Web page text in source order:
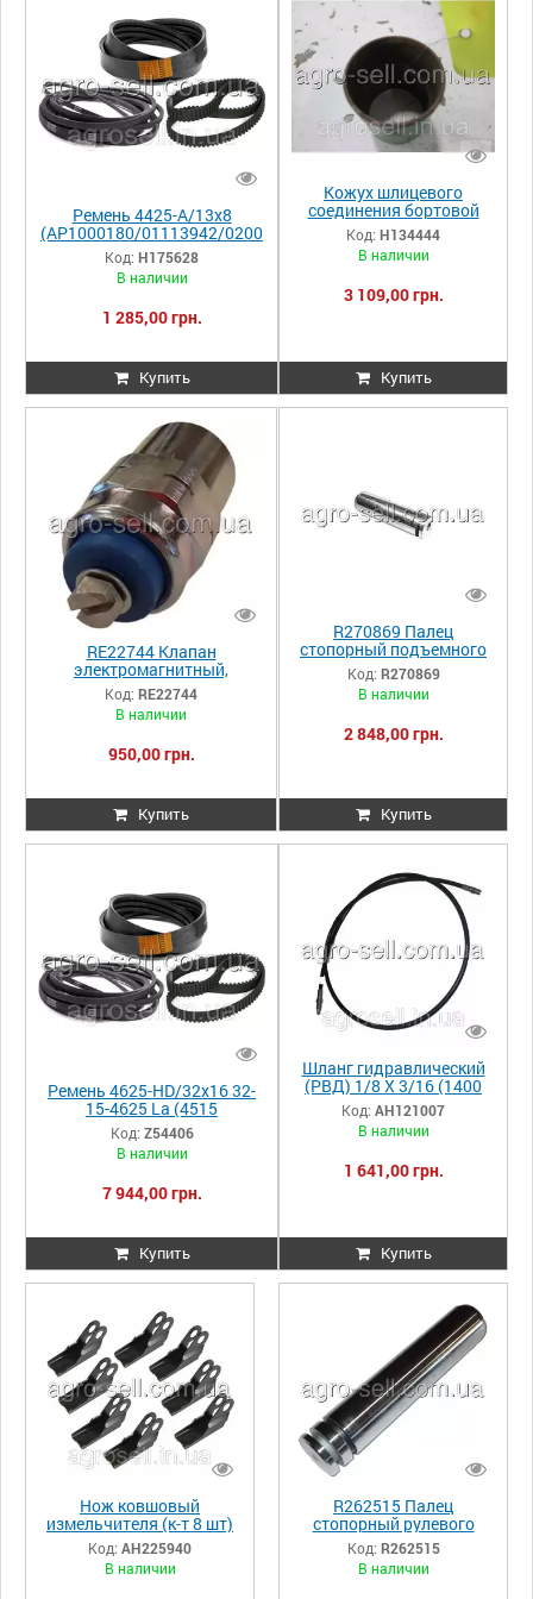
Ремень 4425-A/13x8
(AP1000180/01113942/0200
328) привода
вращающегося решета JD
H175628
Код: H175628
В наличии
1 285,00 грн.
Купить
Кожух шлицевого
соединения бортовой
передачи комбайна
JDS670/S690 H134444
Код: H134444
В наличии
3 109,00 грн.
Купить
RE22744 Клапан
электромагнитный,
соленоид ТНВД
449679A1/J904630/RE54064
Код: RE22744
В наличии
950,00 грн.
Купить
R270869 Палец
стопорный подъемного
гидроцилиндра, JD8430
Код: R270869
В наличии
2 848,00 грн.
Купить
Ремень 4625-HD/32x16 32-
15-4625 La (4515
Li)JD2054/2254/2064/2264/
2256/2266 Z54406
Код: Z54406
В наличии
7 944,00 грн.
Купить
Шланг гидравлический
(РВД) 1/8 X 3/16 (1400
мм) системы смазки
подшипника JD
AH121007
Код: AH121007
В наличии
1 641,00 грн.
Купить
Нож ковшовый
измельчителя (к-т 8 шт)
(AH223901) JDS670/S690
AH225940
Код: AH225940
В наличии
R262515 Палец
стопорный рулевого
гидроцилиндра,
JD8430/8530
Код: R262515
В наличии